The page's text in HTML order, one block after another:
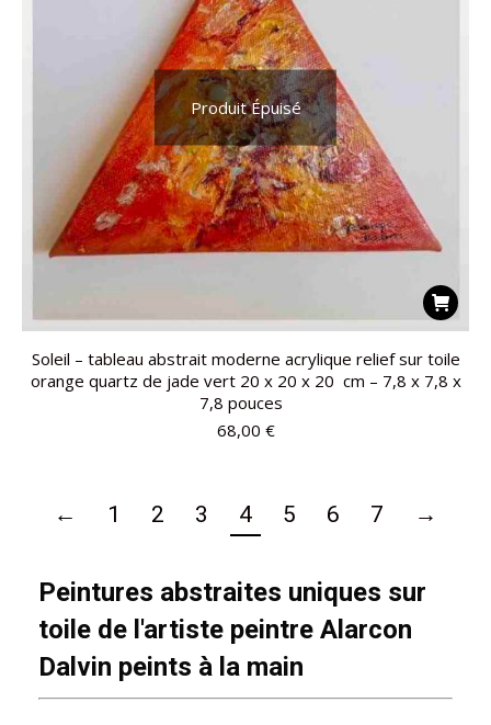
Produit Épuisé
Soleil – tableau abstrait moderne acrylique relief sur toile
orange quartz de jade vert 20 x 20 x 20 cm – 7,8 x 7,8 x
7,8 pouces
68,00 €
← 1 2 3 4 5 6 7 →
Peintures abstraites uniques sur
toile de l'artiste peintre Alarcon
Dalvin peints à la main